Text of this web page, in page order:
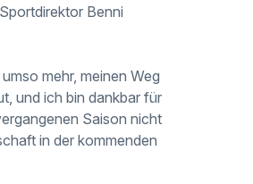
Benni
mehr, meinen Weg
und ich bin dankbar für
Saison nicht
in der kommenden